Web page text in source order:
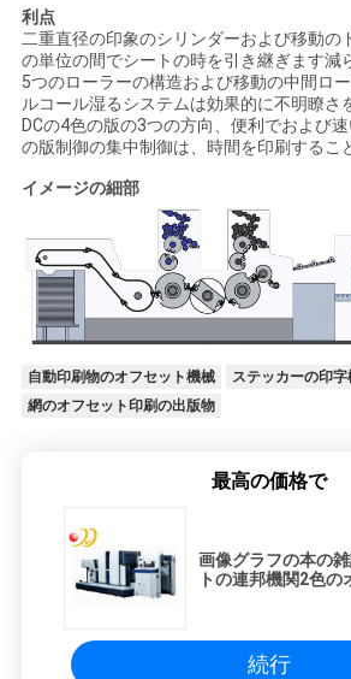
利点
二重直径の印象のシリンダーおよび移動の
の単位の間でシートの時を引き継ぎます減
5つのローラーの構造および移動の中間ロ
ルコール湿るシステムは効果的に不明瞭さ
DCの4色の版の3つの方向、便利でおよび
の版制御の集中制御は、時間を印刷するこ
イメージの細部
自動印刷物のオフセット機械
ステッカーの印字
網のオフセット印刷の出版物
最高の価格で
画像グラフの本の
トの連邦機関2色の
続行